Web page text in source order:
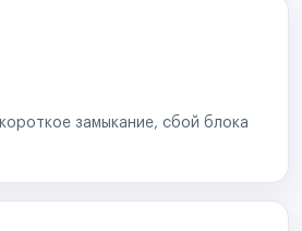
замыкание, сбой блока